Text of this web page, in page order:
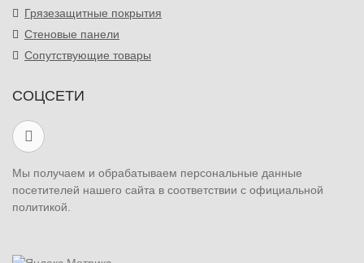
Грязезащитные покрытия
Стеновые панели
Сопутствующие товары
СОЦСЕТИ
Мы получаем и обрабатываем персональные данные
посетителей нашего сайта в соответствии с официальной
политикой.